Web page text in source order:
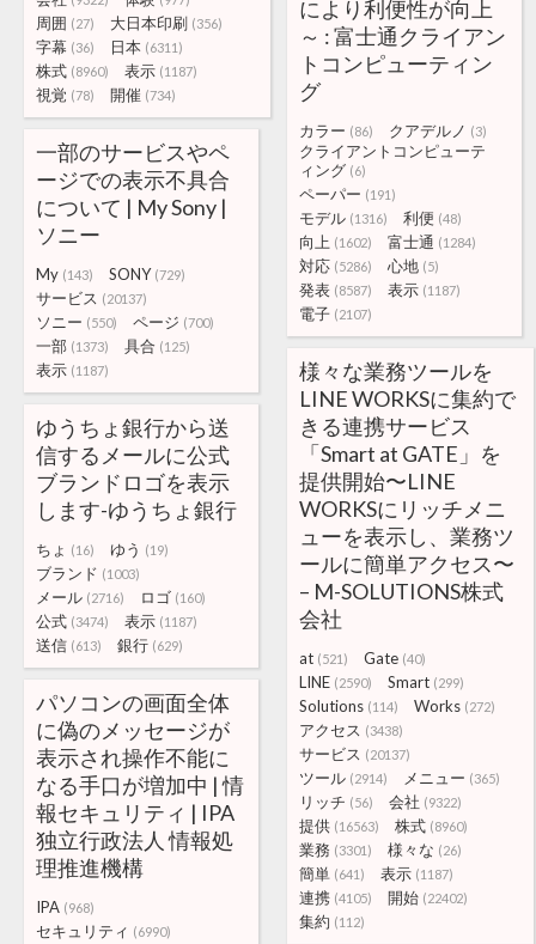
周囲 (27) 大日本印刷 (356)
字幕 (36) 日本 (6311)
株式 (8960) 表示 (1187)
視覚 (78) 開催 (734)
により利便性が向上
～ : 富士通クライアン
トコンピューティン
グ
カラー (86) クアデルノ (3)
クライアントコンピューテ
ィング (6)
ペーパー (191)
モデル (1316) 利便 (48)
向上 (1602) 富士通 (1284)
対応 (5286) 心地 (5)
発表 (8587) 表示 (1187)
電子 (2107)
一部のサービスやペ
ージでの表示不具合
について | My Sony |
ソニー
My (143) SONY (729)
サービス (20137)
ソニー (550) ページ (700)
一部 (1373) 具合 (125)
表示 (1187)
様々な業務ツールを
LINE WORKSに集約で
きる連携サービス
「Smart at GATE」を
提供開始〜LINE
WORKSにリッチメニ
ューを表示し、業務ツ
ールに簡単アクセス〜
– M-SOLUTIONS株式
会社
at (521) Gate (40)
LINE (2590) Smart (299)
Solutions (114) Works (272)
アクセス (3438)
サービス (20137)
ツール (2914) メニュー (365)
リッチ (56) 会社 (9322)
提供 (16563) 株式 (8960)
業務 (3301) 様々な (26)
簡単 (641) 表示 (1187)
連携 (4105) 開始 (22402)
集約 (112)
ゆうちょ銀行から送
信するメールに公式
ブランドロゴを表示
します-ゆうちょ銀行
ちょ (16) ゆう (19)
ブランド (1003)
メール (2716) ロゴ (160)
公式 (3474) 表示 (1187)
送信 (613) 銀行 (629)
パソコンの画面全体
に偽のメッセージが
表示され操作不能に
なる手口が増加中 | 情
報セキュリティ | IPA
独立行政法人 情報処
理推進機構
IPA (968)
セキュリティ (6990)